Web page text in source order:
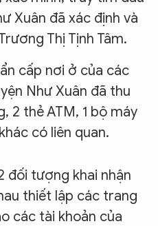
Xuân đã xác định và
Thị Tịnh Tâm.
cấp nơi ở của các
Như Xuân đã thu
2 thẻ ATM, 1 bộ máy
có liên quan.
đối tượng khai nhận
thiết lập các trang
các tài khoản của